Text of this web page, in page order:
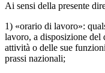
Ai sensi della presente
1) «orario di lavoro»:
lavoro, a disposizione del
attività o delle sue
prassi nazionali;